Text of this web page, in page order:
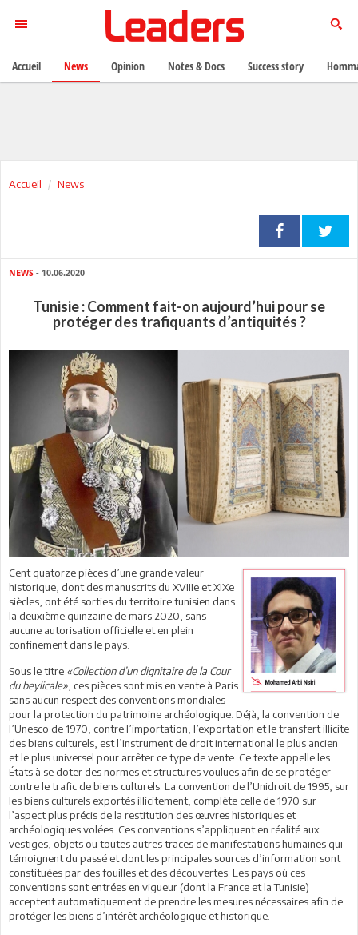
Accueil News
NEWS - 10.06.2020
Tunisie : Comment fait-on aujourd’hui pour se
protéger des trafiquants d’antiquités ?
Cent quatorze pièces d’une grande valeur
historique, dont des manuscrits du XVIIIe et XIXe
siècles, ont été sorties du territoire tunisien dans
la deuxième quinzaine de mars 2020, sans
aucune autorisation officielle et en plein
confinement dans le pays.
Sous le titre «Collection d’un dignitaire de la Cour
du beylicale», ces pièces sont mis en vente à Paris
sans aucun respect des conventions mondiales
pour la protection du patrimoine archéologique. Déjà, la convention de
l’Unesco de 1970, contre l’importation, l’exportation et le transfert illicite
des biens culturels, est l’instrument de droit international le plus ancien
et le plus universel pour arrêter ce type de vente. Ce texte appelle les
États à se doter des normes et structures voulues afin de se protéger
contre le trafic de biens culturels. La convention de l’Unidroit de 1995, sur
les biens culturels exportés illicitement, complète celle de 1970 sur
l’aspect plus précis de la restitution des œuvres historiques et
archéologiques volées. Ces conventions s’appliquent en réalité aux
vestiges, objets ou toutes autres traces de manifestations humaines qui
témoignent du passé et dont les principales sources d’information sont
constituées par des fouilles et des découvertes. Les pays où ces
conventions sont entrées en vigueur (dont la France et la Tunisie)
acceptent automatiquement de prendre les mesures nécessaires afin de
protéger les biens d’intérêt archéologique et historique.
Accueil News Opinion Notes & Docs Success story